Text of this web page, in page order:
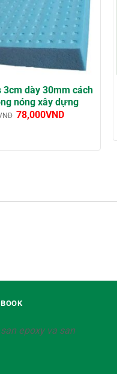
3cm dày 30mm cách
nóng xây dựng
78,000VND
epoxy va san